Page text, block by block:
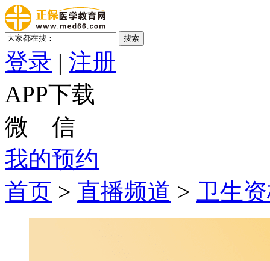
登录 | 注册
APP下载
微 信
我的预约
首页 > 直播频道 > 卫生